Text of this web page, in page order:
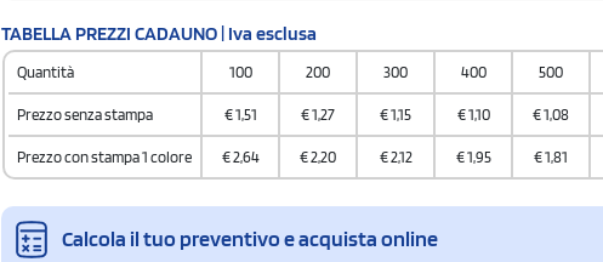
TABELLA PREZZI CADAUNO | Iva esclusa
Quantità 100 200 300 400 500
Prezzo senza stampa €1,51 €1,27 €1,15 €1,10 €1,08
Prezzo con stampa 1 colore €2,64 €2,20 €2,12 €1,95 €1,81
Calcola il tuo preventivo e acquista online